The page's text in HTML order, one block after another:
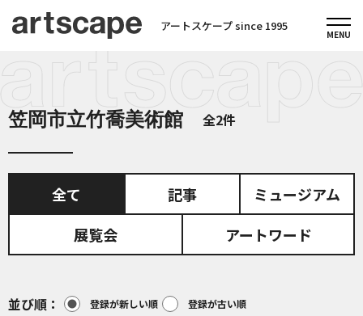
アートスケープ since 1995
笠岡市立竹喬美術館 全2件
全て 記事
ミュージアム
展覧会
アートワード
並び順 登録が新しい順 登録が古い順